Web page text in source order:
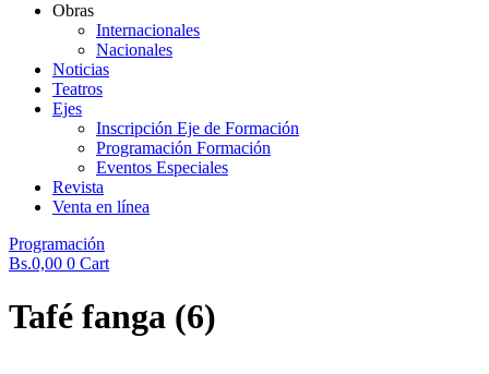
Obras
Internacionales
Nacionales
Noticias
Teatros
Ejes
Inscripción Eje de Formación
Programación Formación
Eventos Especiales
Revista
Venta en línea
Programación
Bs.0,00 0 Cart
Tafé fanga (6)